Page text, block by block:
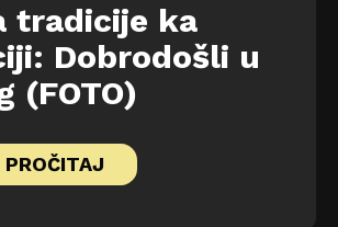
tradicije ka
Dobrodošli u
(FOTO)
PROČITAJ